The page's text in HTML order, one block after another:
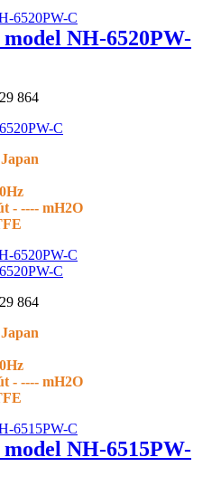
NH-6520PW-
864
C
- ---- mH2O
C
864
- ---- mH2O
NH-6515PW-